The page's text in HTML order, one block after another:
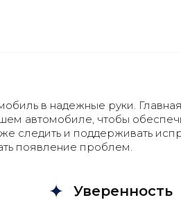
в надежные руки.
автомобиле, чтобы
следить и поддерживать
появление проблем.
Уверенность